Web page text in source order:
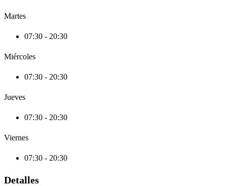
Martes
07:30 - 20:30
Miércoles
07:30 - 20:30
Jueves
07:30 - 20:30
Viernes
07:30 - 20:30
Detalles